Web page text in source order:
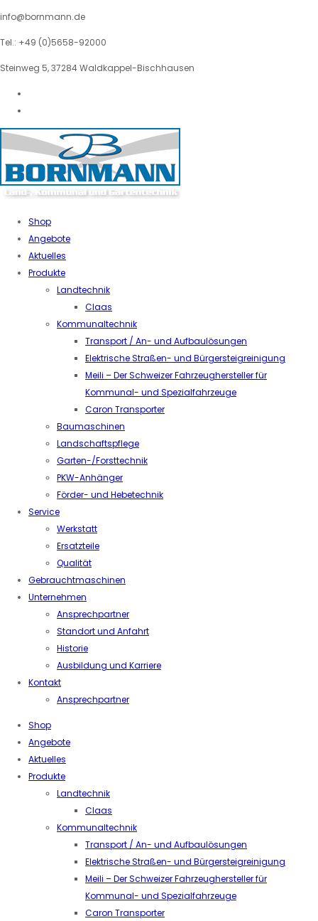
info@bornmann.de
Tel.: +49 (0)5658-92000
Steinweg 5, 37284 Waldkappel-Bischhausen
Shop
Angebote
Aktuelles
Produkte
Landtechnik
Claas
Kommunaltechnik
Transport / An- und Aufbaulösungen
Elektrische Straßen- und Bürgersteigreinigung
Meili – Der Schweizer Fahrzeughersteller für
Kommunal- und Spezialfahrzeuge
Caron Transporter
Baumaschinen
Landschaftspflege
Garten-/Forsttechnik
PKW-Anhänger
Förder- und Hebetechnik
Service
Werkstatt
Ersatzteile
Qualität
Gebrauchtmaschinen
Unternehmen
Ansprechpartner
Standort und Anfahrt
Historie
Ausbildung und Karriere
Kontakt
Ansprechpartner
Shop
Angebote
Aktuelles
Produkte
Landtechnik
Claas
Kommunaltechnik
Transport / An- und Aufbaulösungen
Elektrische Straßen- und Bürgersteigreinigung
Meili – Der Schweizer Fahrzeughersteller für
Kommunal- und Spezialfahrzeuge
Caron Transporter